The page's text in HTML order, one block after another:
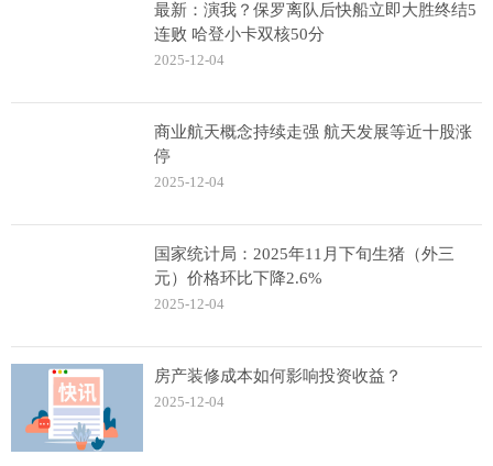
最新：演我？保罗离队后快船立即大胜终结5
连败 哈登小卡双核50分
2025-12-04
商业航天概念持续走强 航天发展等近十股涨
停
2025-12-04
国家统计局：2025年11月下旬生猪（外三
元）价格环比下降2.6%
2025-12-04
房产装修成本如何影响投资收益？
2025-12-04